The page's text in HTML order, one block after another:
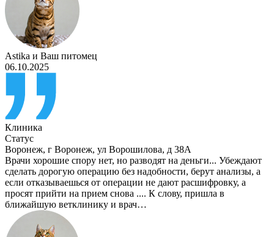
Astika и Ваш питомец
06.10.2025
Клиника
Статус
Воронеж, г Воронеж, ул Ворошилова, д 38А
Врачи хорошие спору нет, но разводят на деньги... Убеждают
сделать дорогую операцию без надобности, берут анализы, а
если отказываешься от операции не дают расшифровку, а
просят прийти на прием снова .... К слову, пришла в
ближайшую ветклинику и врач…